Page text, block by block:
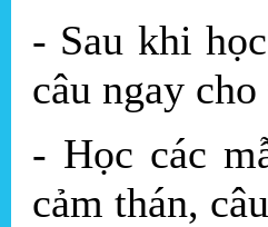
- Sau khi
câu ngay
- Học các
cảm thán,